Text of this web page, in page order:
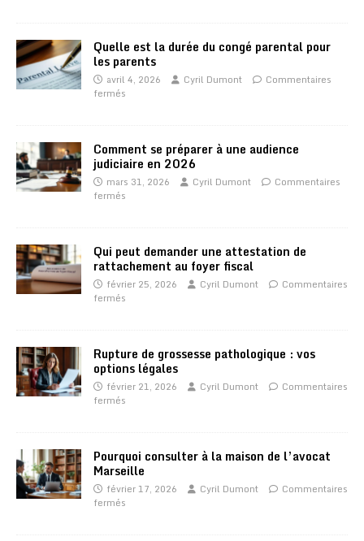
Quelle est la durée du congé parental pour
les parents
avril 4, 2026 Cyril Dumont
Commentaires
fermés
Comment se préparer à une audience
judiciaire en 2026
mars 31, 2026 Cyril Dumont
Commentaires
fermés
Qui peut demander une attestation de
rattachement au foyer fiscal
février 25, 2026 Cyril Dumont
Commentaires
fermés
Rupture de grossesse pathologique : vos
options légales
février 21, 2026 Cyril Dumont
Commentaires
fermés
Pourquoi consulter à la maison de l’avocat
Marseille
février 17, 2026 Cyril Dumont
Commentaires
fermés